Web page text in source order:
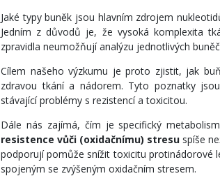
Jaké typy buněk jsou hlavním zdrojem
Jedním z důvodů je, že vysoká komplexita
zpravidla neumožňují analýzu jednotlivých
Cílem našeho výzkumu je proto zjistit, jak
zdravou tkání a nádorem. Tyto poznatky
stávající problémy s rezistencí a toxicitou.
Dále nás zajímá, čím je specifický
resistence vůči (oxidačnímu) stresu spíše
podporují pomůže snížit toxicitu protinádorové
spojeným se zvýšeným oxidačním stresem.